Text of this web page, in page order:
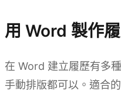
用 Word 製作
在 Word 建立履歷有多
手動排版都可以。適合